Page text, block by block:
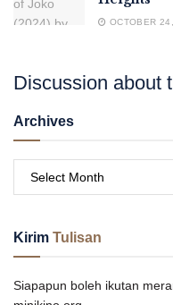
OCTOBER
Discussion about
Archives
Kirim Tulisan
Siapapun boleh ikutan